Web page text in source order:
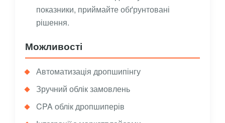
показники, приймайте обґрунтовані
рішення.
Можливості
Автоматизація дропшипінгу
Зручний облік замовлень
CPA облік дропшиперів